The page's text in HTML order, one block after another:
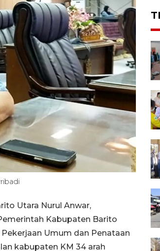
Utara Nurul Anwar,
Kabupaten Barito
Umum dan Penataan
kabupaten KM 34 arah